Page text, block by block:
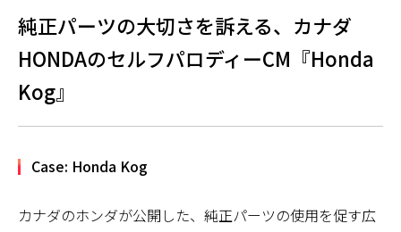
純正パーツの大切さを訴える、カナダ
HONDAのセルフパロディーCM『Honda
Kog』
Case: Honda Kog
カナダのホンダが公開した、純正パーツの使用を促す広